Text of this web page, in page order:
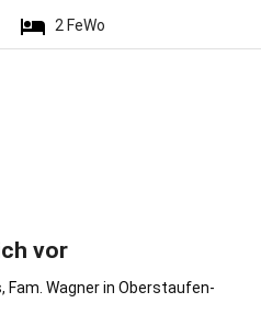
2 FeWo
vor
Fam. Wagner in Oberstaufen-